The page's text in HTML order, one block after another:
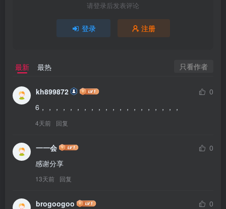
请登录后发表评论
登录 注册
最新 最热 只看作者
kh899872
0
6，，，，，，，，，，，，，，，，，，，，
4天前 回复
一一会
0
感谢分享
13天前 回复
brogoogoo
0